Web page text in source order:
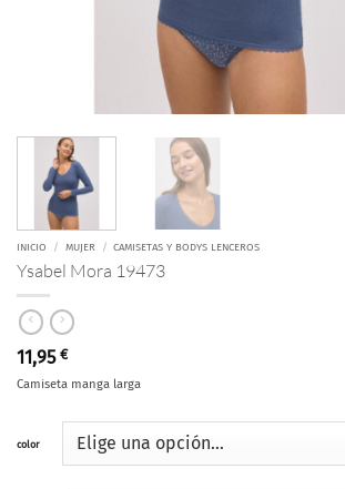
INICIO / MUJER / CAMISETAS Y BODYS LENCEROS
Ysabel Mora 19473
11,95 €
Camiseta manga larga
color